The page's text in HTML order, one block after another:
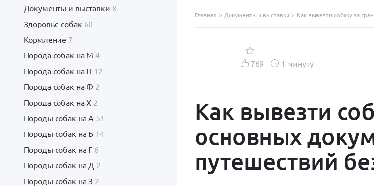
Документы и выставки 8
Здоровье собак 60
Кормление 7
Порода собак на М 4
Порода собак на П 12
Порода собак на Ф 2
Порода собак на Х 2
Породы собак на А 51
Породы собак на Б 14
Породы собак на Г 6
Породы собак на Д 2
Породы собак на З 2
Главная > Документы и выставки > Как вывезти собаку за
769 1 минуту
Как вывезти
основных
путешествий